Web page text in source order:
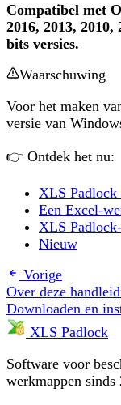
Compatibel met
2016, 2013, 2010,
bits versies.
Waarschuwing
Voor het maken
versie van
👉 Ontdek het nu:
XLS Padlock
Een Excel-
XLS
Nieuw
Vorige
Over deze
Downloaden en
XLS Padlock
Software voor
werkmappen sinds